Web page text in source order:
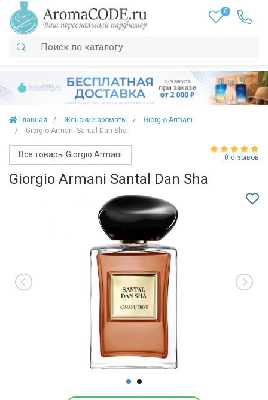
0
Главная Женские ароматы
Giorgio Armani
Giorgio Armani Santal Dan Sha
Все товары Giorgio Armani 0 отзывов
Giorgio Armani Santal Dan Sha